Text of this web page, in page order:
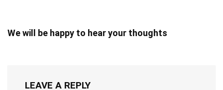
We will be happy to hear your thoughts
LEAVE A REPLY